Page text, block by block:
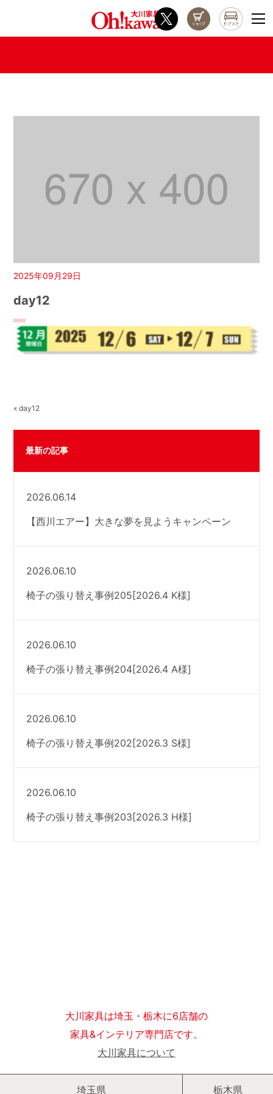
2025年09月29日
day12
« day12
最新の記事
2026.06.14
【西川エアー】大きな夢を見ようキャンペーン
2026.06.10
椅子の張り替え事例205[2026.4 K様]
2026.06.10
椅子の張り替え事例204[2026.4 A様]
2026.06.10
椅子の張り替え事例202[2026.3 S様]
2026.06.10
椅子の張り替え事例203[2026.3 H様]
大川家具は埼玉・栃木に6店舗の
家具&インテリア専門店です。
大川家具について
埼玉県 栃木県